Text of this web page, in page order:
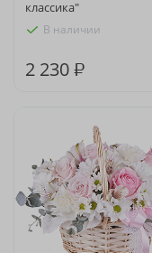
классика"
В наличии
2 230 ₽